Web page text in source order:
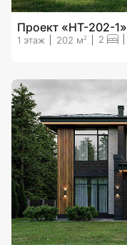
Проект «HT-202-1»
1 этаж 202 м2 2